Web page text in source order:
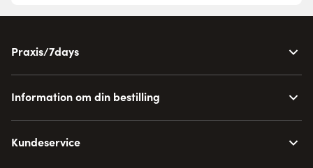
Praxis/7days
Information om din bestilling
Kundeservice